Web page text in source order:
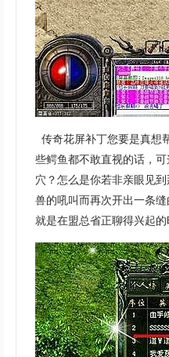
传奇花屏补丁您要是真
些鳄鱼都不敢直视的话，
穴？怎么是你若非亲眼见
兽的吼叫而再次开出一条
就是在盟总省正聊得兴起